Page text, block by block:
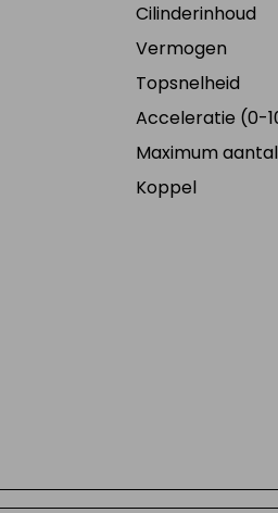
Cilinderinhoud
Vermogen
Topsnelheid
Acceleratie (0-
Maximum
Koppel